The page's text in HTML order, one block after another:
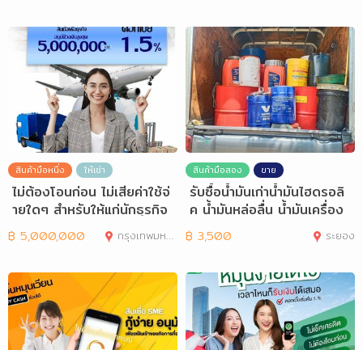
สินค้ามือหนึ่ง ให้เช่า
ไม่ต้องโอนก่อน ไม่เสียค่าใช้จ่
ายใดๆ สำหรับให้แก่นักธุรกิจ
และ
฿ 5,000,000 กรุงเทพมหานคร
สินค้ามือสอง ขาย
รับซื้อน้ำมันเก่าน้ำมันไฮดรอลิ
ค น้ำมันหล่อลื่น น้ำมันเครื่อง
฿ 3,500 ระยอง